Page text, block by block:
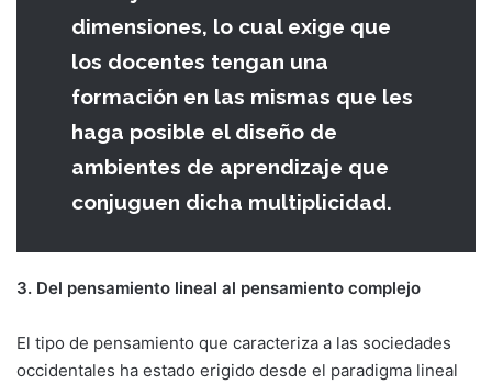
dimensiones, lo cual exige que
los docentes tengan una
formación en las mismas que les
haga posible el diseño de
ambientes de aprendizaje que
conjuguen dicha multiplicidad.
3. Del pensamiento lineal al pensamiento complejo
El tipo de pensamiento que caracteriza a las sociedades
occidentales ha estado erigido desde el paradigma lineal